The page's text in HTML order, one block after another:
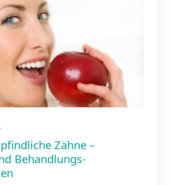
Zähne –
Behandlungs­